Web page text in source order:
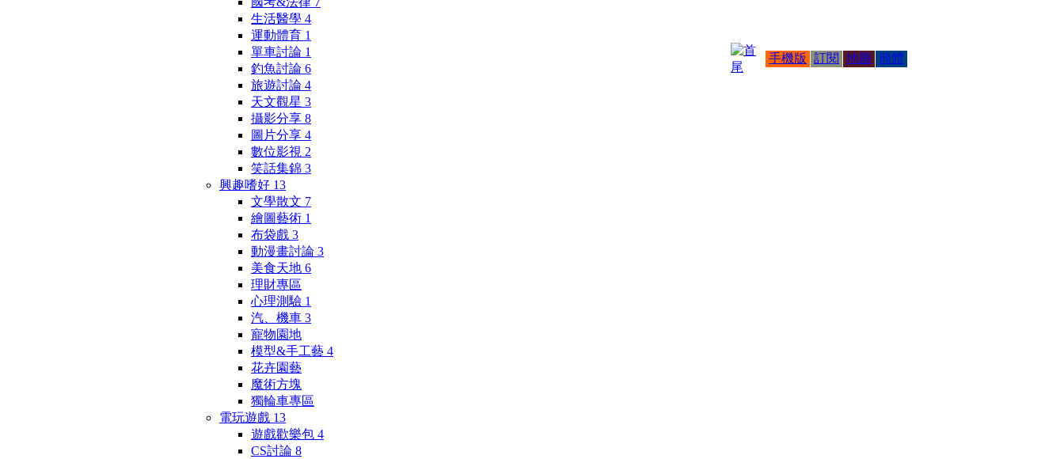
生活醫學 4
運動體育 1
單車討論 1
釣魚討論 6
旅遊討論 4
天文觀星 3
攝影分享 8
圖片分享 4
數位影視 2
笑話集錦 3
興趣嗜好 13
文學散文 7
繪圖藝術 1
布袋戲 3
動漫畫討論 3
美食天地 6
理財專區
心理測驗 1
汽、機車 3
寵物園地
模型&手工藝 4
花卉園藝
魔術方塊
獨輪車專區
電玩遊戲 13
遊戲歡樂包 4
CS討論 8
手機版 訂閱 地圖 簡體